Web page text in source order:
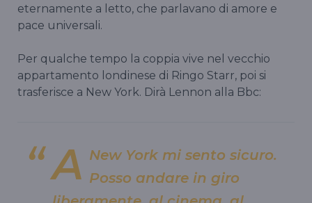
eternamente a letto, che parlavano di amore e
pace universali.
Per qualche tempo la coppia vive nel vecchio
appartamento londinese di Ringo Starr, poi si
trasferisce a New York. Dirà Lennon alla Bbc:
A New York mi sento sicuro.
Posso andare in giro